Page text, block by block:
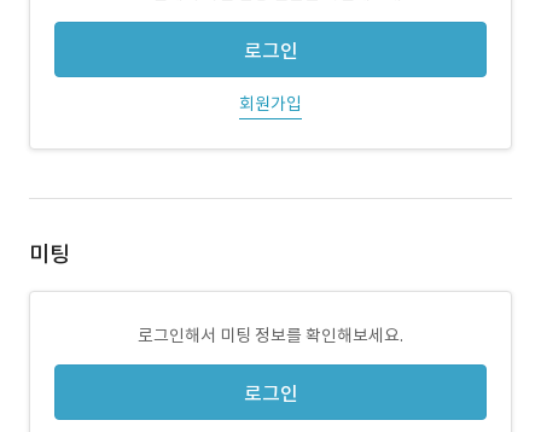
로그인
회원가입
미팅
로그인해서 미팅 정보를 확인해보세요.
로그인